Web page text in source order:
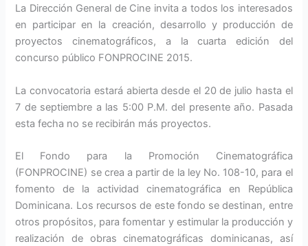
La Dirección General de Cine invita a todos los interesados
en participar en la creación, desarrollo y producción de
proyectos cinematográficos, a la cuarta edición del
concurso público FONPROCINE 2015.
La convocatoria estará abierta desde el 20 de julio hasta el
7 de septiembre a las 5:00 P.M. del presente año. Pasada
esta fecha no se recibirán más proyectos.
El Fondo para la Promoción Cinematográfica
(FONPROCINE) se crea a partir de la ley No. 108-10, para el
fomento de la actividad cinematográfica en República
Dominicana. Los recursos de este fondo se destinan, entre
otros propósitos, para fomentar y estimular la producción y
realización de obras cinematográficas dominicanas, así